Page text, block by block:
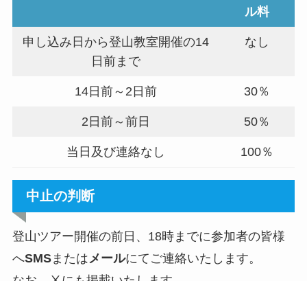
ル料
申し込み日から登山教室開催の14
日前まで
なし
14日前～2日前 30％
2日前～前日 50％
当日及び連絡なし 100％
中止の判断
登山ツアー開催の前日、18時までに参加者の皆様
へSMSまたはメールにてご連絡いたします。